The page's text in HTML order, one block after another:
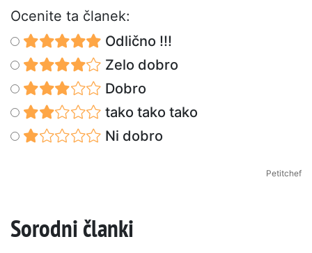
Ocenite ta članek:
Odlično !!!
Zelo dobro
Dobro
tako tako tako
Ni dobro
Petitchef
Sorodni članki